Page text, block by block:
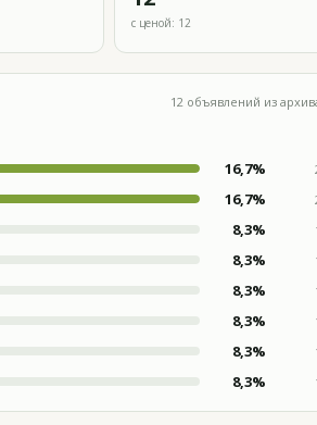
с ценой: 12
12 объявлений из
16,7%
16,7%
8,3%
8,3%
8,3%
8,3%
8,3%
8,3%